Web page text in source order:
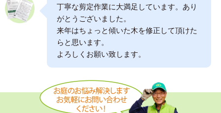
丁寧な剪定作業に大満足しています。あり
がとうございました。
来年はちょっと傾いた木を修正して頂けた
らと思います。
よろしくお願い致します。